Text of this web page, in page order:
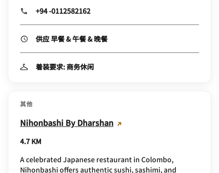
+94 -0112582162
供应 早餐 & 午餐 & 晚餐
着装要求: 商务休闲
其他
Nihonbashi By Dharshan
4.7 KM
A celebrated Japanese restaurant in Colombo,
Nihonbashi offers authentic sushi, sashimi, and